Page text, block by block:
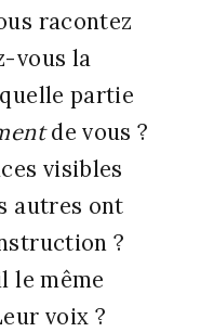
racon­tez
vous la
par­tie
de vous ?
visibles
autres ont
?
le même
voix ?